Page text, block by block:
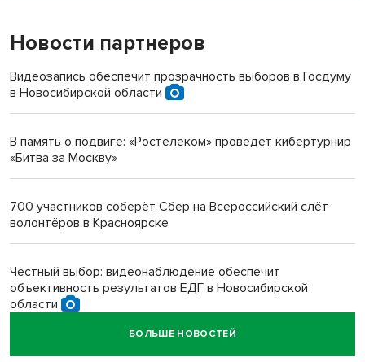
«Мы живём на пастбище!»: в новосибирском селе лошади
терроризируют жителей
Инвалид получил условный срок за избиение врачей
Новосибирский преподаватель с женой вошли в топ-16
Обновлённое отделение ВТБ открылось в Искитиме
Новости партнеров
Видеозапись обеспечит прозрачность выборов в Госдуму
в Новосибирской области
В память о подвиге: «Ростелеком» проведет кибертурнир
«Битва за Москву»
700 участников соберёт Сбер на Всероссийский слёт
волонтёров в Красноярске
Честный выбор: видеонаблюдение обеспечит
объективность результатов ЕДГ в Новосибирской
области
Кибертанки пошли в бой: «Ростелеком» объявляет
БОЛЬШЕ НОВОСТЕЙ